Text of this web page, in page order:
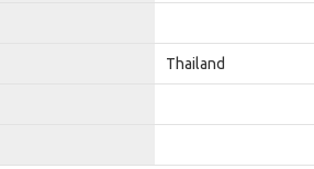
Thailand